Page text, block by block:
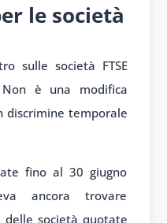
le società
sulle società FTSE
è una modifica
discrimine temporale
fino al 30 giugno
ancora trovare
delle società quotate